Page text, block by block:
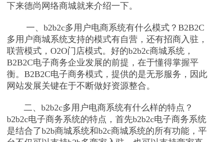
下来德尚网络商城就来介绍一下。
一、b2b2c多用户电商系统有什么模式？B2B2C
多用户商城系统支持的模式有自营，还有招商入驻，
联营模式，O2O门店模式。好的b2b2c商城系统，
B2B2C电子商务企业发展的前提，在于懂得掌握平
衡。B2B2C电子商务模式，提供的是无形服务，因此
网站发展关键在于不断做好资源整合。
二、b2b2c多用户电商系统有什么样的特点？
b2b2c电子商务系统的特点，首先b2b2c电子商务系统
是结合了b2b商城系统和b2c商城系统的所有功能，平